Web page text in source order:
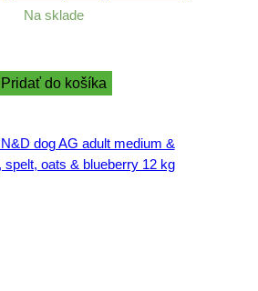
Na sklade
Pridať do košíka